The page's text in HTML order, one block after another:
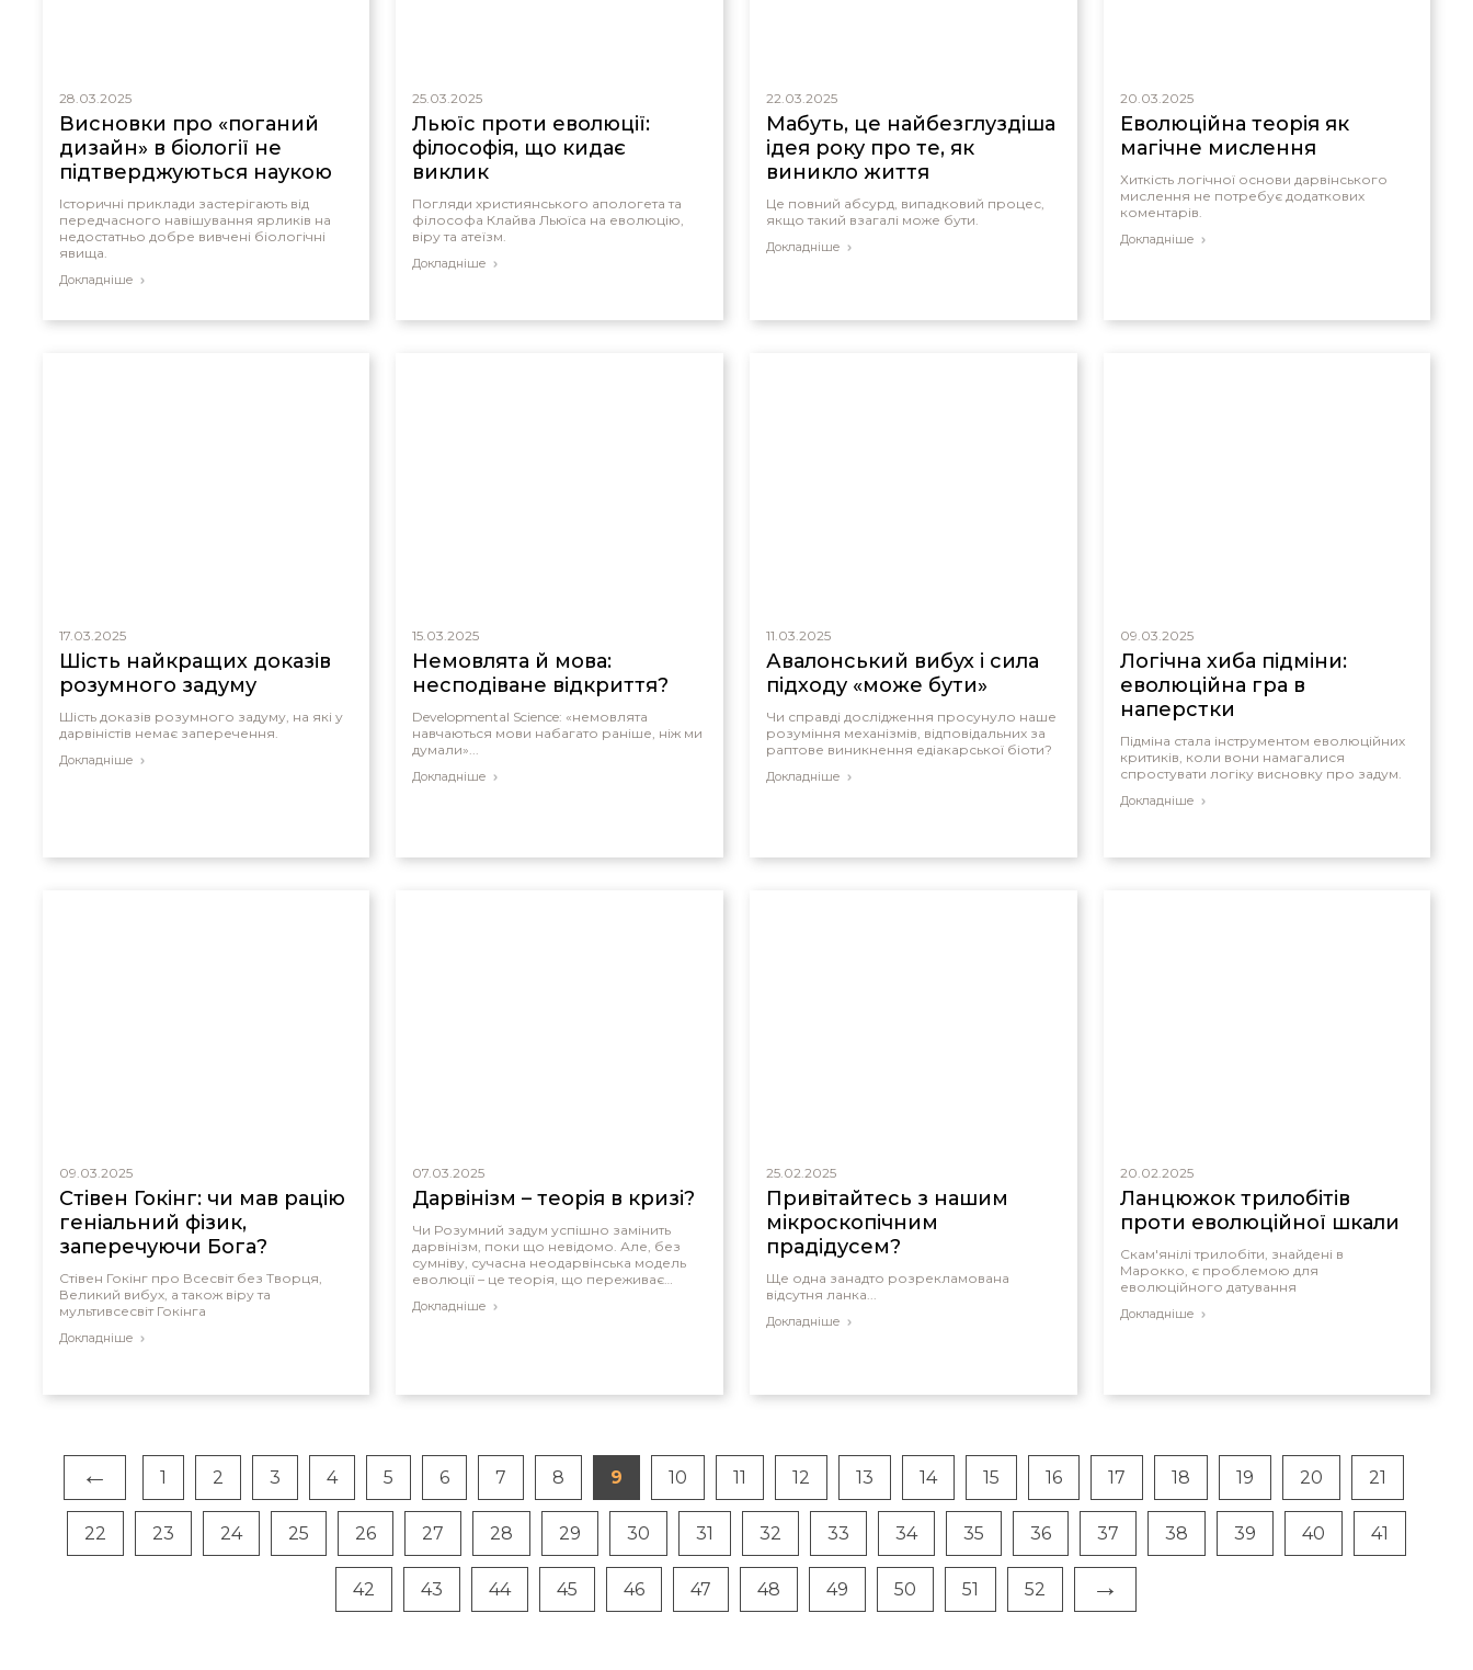
28.03.2025
Висновки про «поганий
дизайн» в біології не
підтверджуються наукою
Історичні приклади застерігають від
передчасного навішування ярликів на
недостатньо добре вивчені біологічні
явища.
Докладніше
25.03.2025
Льюїс проти еволюції:
філософія, що кидає
виклик
Погляди християнського апологета та
філософа Клайва Льюїса на еволюцію,
віру та атеїзм.
Докладніше
22.03.2025
Мабуть, це найбезглуздіша
ідея року про те, як
виникло життя
Це повний абсурд, випадковий процес,
якщо такий взагалі може бути.
Докладніше
20.03.2025
Еволюційна теорія як
магічне мислення
Хиткість логічної основи дарвінського
мислення не потребує додаткових
коментарів.
Докладніше
17.03.2025
Шість найкращих доказів
розумного задуму
Шість доказів розумного задуму, на які у
дарвіністів немає заперечення.
Докладніше
15.03.2025
Немовлята й мова:
несподіване відкриття?
Developmental Science: «немовлята
навчаються мови набагато раніше, ніж ми
думали»...
Докладніше
11.03.2025
Авалонський вибух і сила
підходу «може бути»
Чи справді дослідження просунуло наше
розуміння механізмів, відповідальних за
раптове виникнення едіакарської біоти?
Докладніше
09.03.2025
Логічна хиба підміни:
еволюційна гра в
наперстки
Підміна стала інструментом еволюційних
критиків, коли вони намагалися
спростувати логіку висновку про задум.
Докладніше
09.03.2025
Стівен Гокінг: чи мав рацію
геніальний фізик,
заперечуючи Бога?
Стівен Гокінг про Всесвіт без Творця,
Великий вибух, а також віру та
мультивсесвіт Гокінга
Докладніше
07.03.2025
Дарвінізм – теорія в кризі?
Чи Розумний задум успішно замінить
дарвінізм, поки що невідомо. Але, без
сумніву, сучасна неодарвінська модель
еволюції – це теорія, що переживає
Докладніше
25.02.2025
Привітайтесь з нашим
мікроскопічним
прадідусем?
Ще одна занадто розрекламована
відсутня ланка...
Докладніше
20.02.2025
Ланцюжок трилобітів
проти еволюційної шкали
Скам'янілі трилобіти, знайдені в
Марокко, є проблемою для
еволюційного датування
Докладніше
← 1 2 3 4 5 6 7 8 9 10 11 12 13 14 15 16 17 18 19 20 21
22 23 24 25 26 27 28 29 30 31 32 33 34 35 36 37 38 39 40 41
42 43 44 45 46 47 48 49 50 51 52 →